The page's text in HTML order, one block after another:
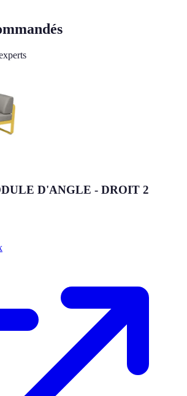
D'ANGLE - DROIT 2